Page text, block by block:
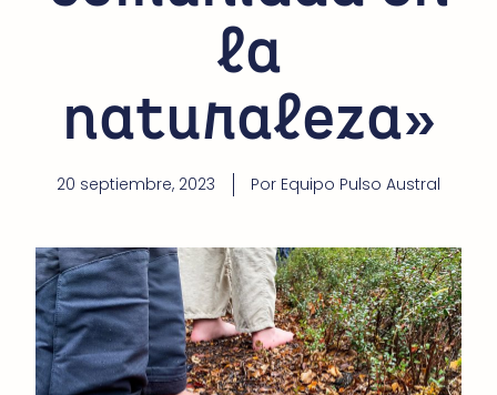
la
naturaleza»
20 septiembre, 2023 Por Equipo Pulso Austral